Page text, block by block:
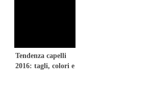
Tendenza capelli
2016: tagli, colori e